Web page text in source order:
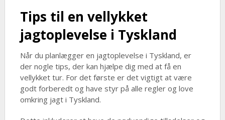
Tips til en vellykket
jagtoplevelse i Tyskland
Når du planlægger en jagtoplevelse i Tyskland, er
der nogle tips, der kan hjælpe dig med at få en
vellykket tur. For det første er det vigtigt at være
godt forberedt og have styr på alle regler og love
omkring jagt i Tyskland.